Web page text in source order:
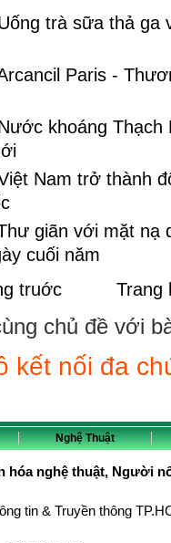
trà sữa thả ga
Paris -
khoáng Thạch
Nam trở thành
giãn với mặt nạ
cuối năm
truớc
Trang
chủ đề với
kết nối đa
Nghệ Thuật
hóa nghệ thuật, Người
tin & Truyền thông